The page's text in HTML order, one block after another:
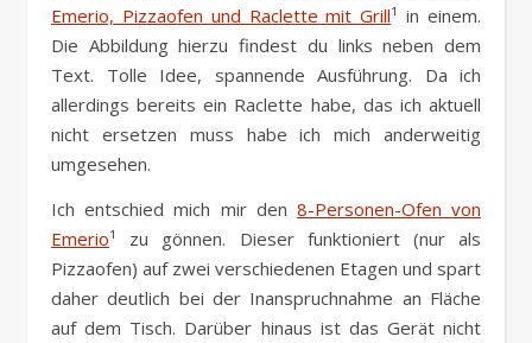
Emerio, Pizzaofen und Raclette mit Grill¹ in einem.
Die Abbildung hierzu findest du links neben dem
Text. Tolle Idee, spannende Ausführung. Da ich
allerdings bereits ein Raclette habe, das ich aktuell
nicht ersetzen muss habe ich mich anderweitig
umgesehen.
Ich entschied mich mir den 8-Personen-Ofen von
Emerio¹ zu gönnen. Dieser funktioniert (nur als
Pizzaofen) auf zwei verschiedenen Etagen und spart
daher deutlich bei der Inanspruchnahme an Fläche
auf dem Tisch. Darüber hinaus ist das Gerät nicht